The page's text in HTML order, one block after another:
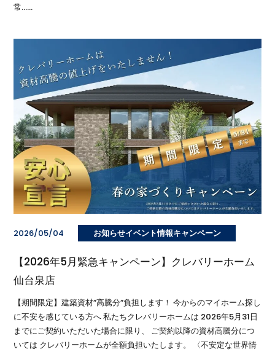
常……
2026/05/04 お知らせイベント情報キャンペーン
【2026年5月緊急キャンペーン】クレバリーホーム
仙台泉店
【期間限定】建築資材”高騰分”負担します！ 今からのマイホーム探し
に不安を感じている方へ 私たちクレバリーホームは 2026年5月31日
までにご契約いただいた場合に限り、 ご契約以降の資材高騰分につ
いては クレバリーホームが全額負担いたします。 〈不安定な世界情